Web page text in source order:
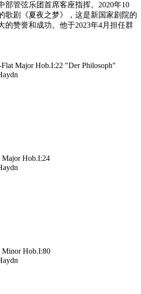
部管弦乐团首席客座指挥。2020年10
歌剧《夏夜之梦》，这是新国家剧院的
的赞誉和成功。他于2023年4月担任群
Major Hob.I:22 "Der Philosoph"
Major Hob.I:24
Minor Hob.I:80